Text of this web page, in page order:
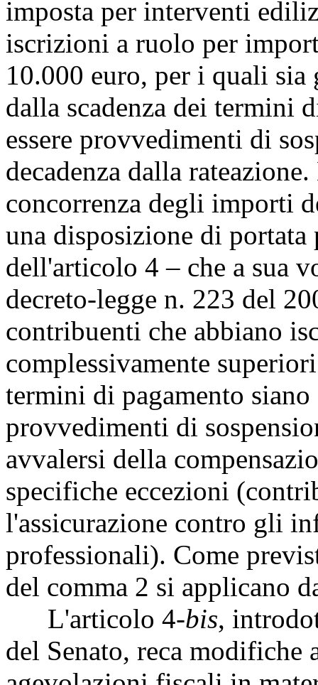
imposta per interventi
iscrizioni a ruolo per
10.000 euro, per i quali
dalla scadenza dei termini
essere provvedimenti di
decadenza dalla
concorrenza degli importi
una disposizione di
dell'articolo 4 – che a sua
decreto-legge n. 223 del
contribuenti che abbiano
complessivamente
termini di pagamento siano
provvedimenti di
avvalersi della
specifiche eccezioni
l'assicurazione contro gli
professionali). Come
del comma 2 si applicano
L'articolo 4-bis,
del Senato, reca